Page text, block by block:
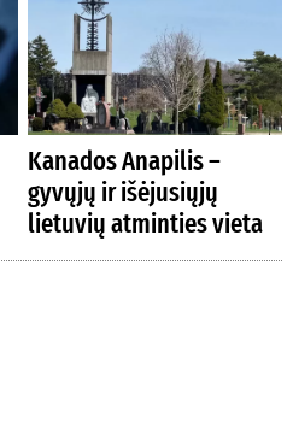
Kanados Anapilis –
gyvųjų ir išėjusiųjų
lietuvių atminties vieta